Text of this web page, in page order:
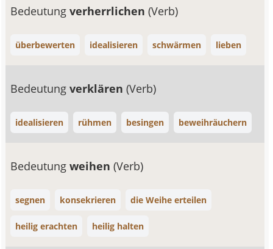
Bedeutungverherrlichen(Verb)
überbewerten idealisieren schwärmen lieben
Bedeutungverklären(Verb)
idealisieren rühmen besingen beweihräuchern
Bedeutungweihen(Verb)
segnen konsekrieren die Weihe erteilen
heilig erachten heilig halten